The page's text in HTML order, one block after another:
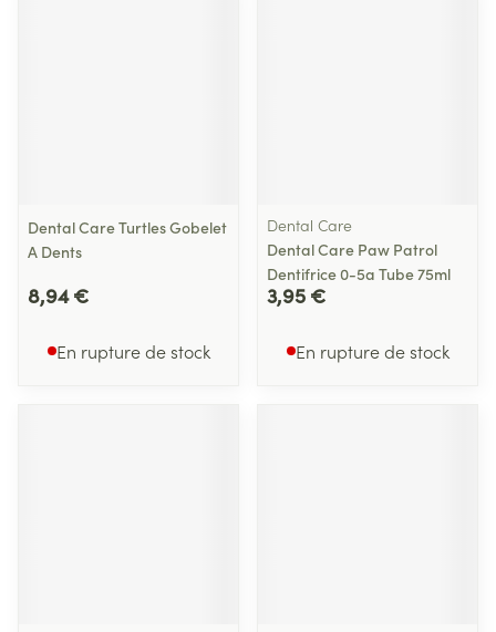
Dental Care Turtles Gobelet
A Dents
8,94 €
En rupture de stock
Dental Care
Dental Care Paw Patrol
Dentifrice 0-5a Tube 75ml
3,95 €
En rupture de stock